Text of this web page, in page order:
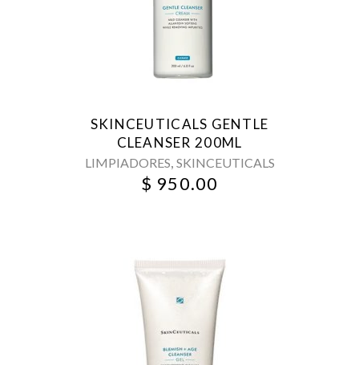
SKINCEUTICALS GENTLE
CLEANSER 200ML
LIMPIADORES, SKINCEUTICALS
$ 950.00